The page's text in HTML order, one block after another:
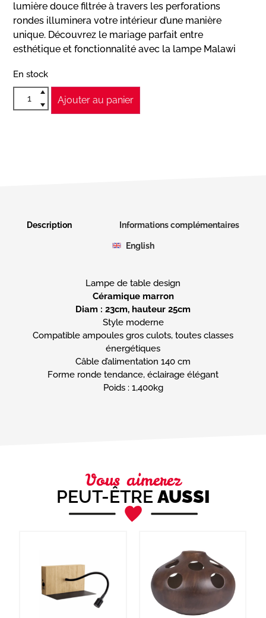
lumière douce filtrée à travers les perforations
rondes illuminera votre intérieur d’une manière
unique. Découvrez le mariage parfait entre
esthétique et fonctionnalité avec la lampe Malawi
En stock
Ajouter au panier
Description Informations complémentaires
English
Céramique marron
Diam : 23cm, hauteur 25cm
Style moderne
Compatible ampoules gros culots, toutes classes
énergétiques
Câble d’alimentation 140 cm
Forme ronde tendance, éclairage élégant
Poids : 1,400kg
Vous aimerez
PEUT-ÊTRE AUSSI